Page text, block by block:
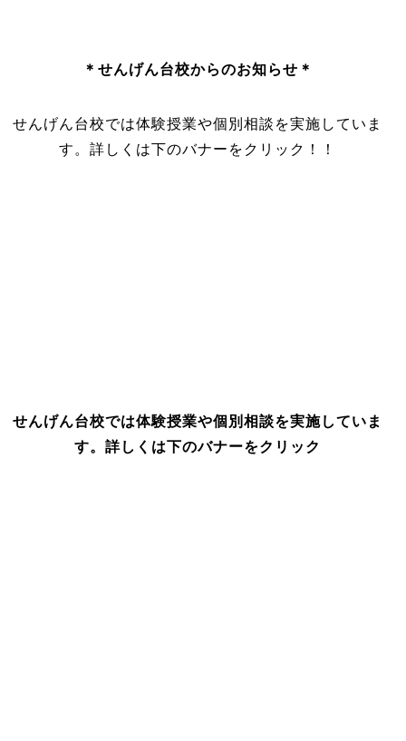
＊ せんげん台校からのお知らせ＊
せんげん台校では体験授業や個別相談を実施していま
す。詳しくは下のバナーをクリック！！
せんげん台校では体験授業や個別相談を実施していま
す。詳しくは下のバナーをクリック